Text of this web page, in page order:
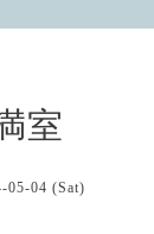
室
05-04 (Sat)